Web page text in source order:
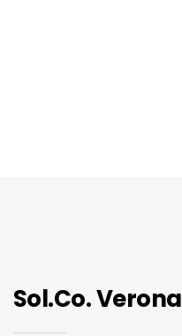
Sol.Co. Verona